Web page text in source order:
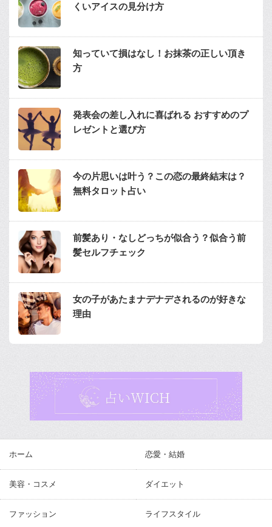
くいアイスの見分け方
知っていて損はなし！お抹茶の正しい頂き
方
発表会の差し入れに喜ばれる おすすめのプ
レゼントと選び方
今の片思いは叶う？この恋の最終結末は？
無料タロット占い
前髪あり・なしどっちが似合う？似合う前
髪セルフチェック
女の子があたまナデナデされるのが好きな
理由
ホーム 恋愛・結婚
美容・コスメ ダイエット
ファッション ライフスタイル